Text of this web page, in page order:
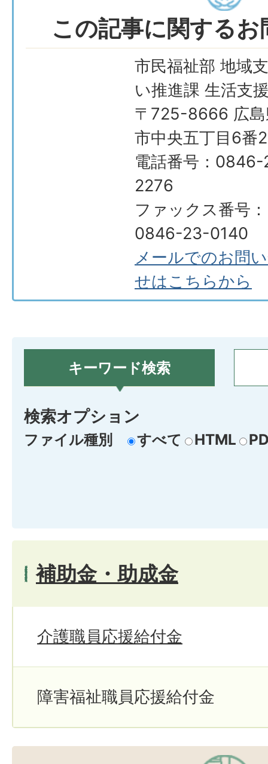
この記事に関する
市民福祉部 地域
い推進課 生活支
〒725-8666 広島
市中央五丁目6番
電話番号：
2276
ファックス番号：
0846-23-0140
メールでのお問
せはこちらから
キーワード検索
検索オプション
ファイル種別 すべて HTML
補助金・助成金
介護職員応援給付金
障害福祉職員応援給付金